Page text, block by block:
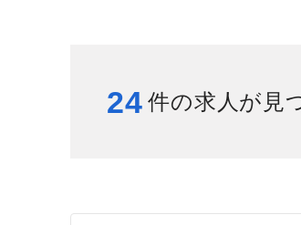
給与制度
スタッフインタビュー
24 件の求人が見